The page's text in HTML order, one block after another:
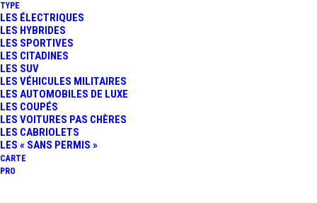
TYPE
LES ÉLECTRIQUES
LES HYBRIDES
LES SPORTIVES
LES CITADINES
LES SUV
LES VÉHICULES MILITAIRES
LES AUTOMOBILES DE LUXE
LES COUPÉS
LES VOITURES PAS CHÈRES
LES CABRIOLETS
LES « SANS PERMIS »
CARTE
PRO
Informations
Catégorie
Marque